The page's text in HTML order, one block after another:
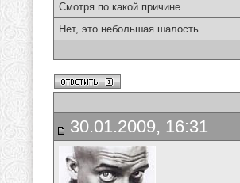
Смотря по какой причине...
Нет, это небольшая шалость.
30.01.2009, 16:31